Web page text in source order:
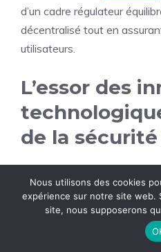
d’un cadre régulateur
décentralisé tout en
utilisateurs.
L’essor des
de la sécurité
avancées technologiques
Les acteurs majeurs du
solutions innovantes afin de
Nous utilisons des cookies
expérience sur notre site web.
site, nous supposerons